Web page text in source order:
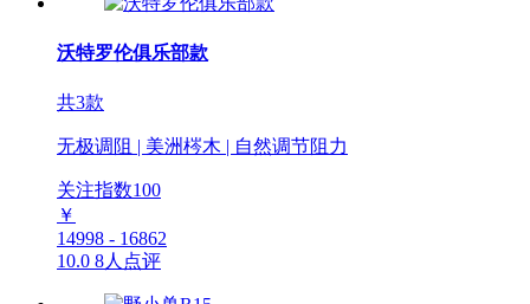
沃特罗伦俱乐部款
共3款
无极调阻 | 美洲梣木 | 自然调节阻力
关注指数100
￥
14998 - 16862
10.0 8人点评